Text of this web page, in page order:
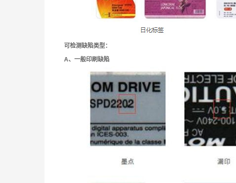
可检测缺陷类型：
A、一般印刷缺陷